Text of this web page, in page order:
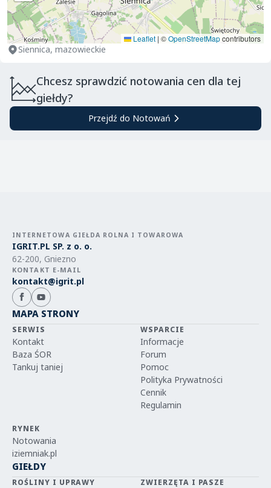
Leaflet | ©OpenStreetMapcontributors
Siennica, mazowieckie
Chcesz sprawdzić notowania cen dla tej
giełdy?
Przejdź do Notowań
INTERNETOWA GIEŁDA ROLNA I TOWAROWA
IGRIT.PL SP. z o. o.
62-200, Gniezno
KONTAKT E-MAIL
kontakt@igrit.pl
MAPA STRONY
SERWIS
Kontakt
Baza ŚOR
Tankuj taniej
WSPARCIE
Informacje
Forum
Pomoc
Polityka Prywatności
Cennik
Regulamin
RYNEK
Notowania
iziemniak.pl
GIEŁDY
ROŚLINY I UPRAWY ZWIERZĘTA I PASZE